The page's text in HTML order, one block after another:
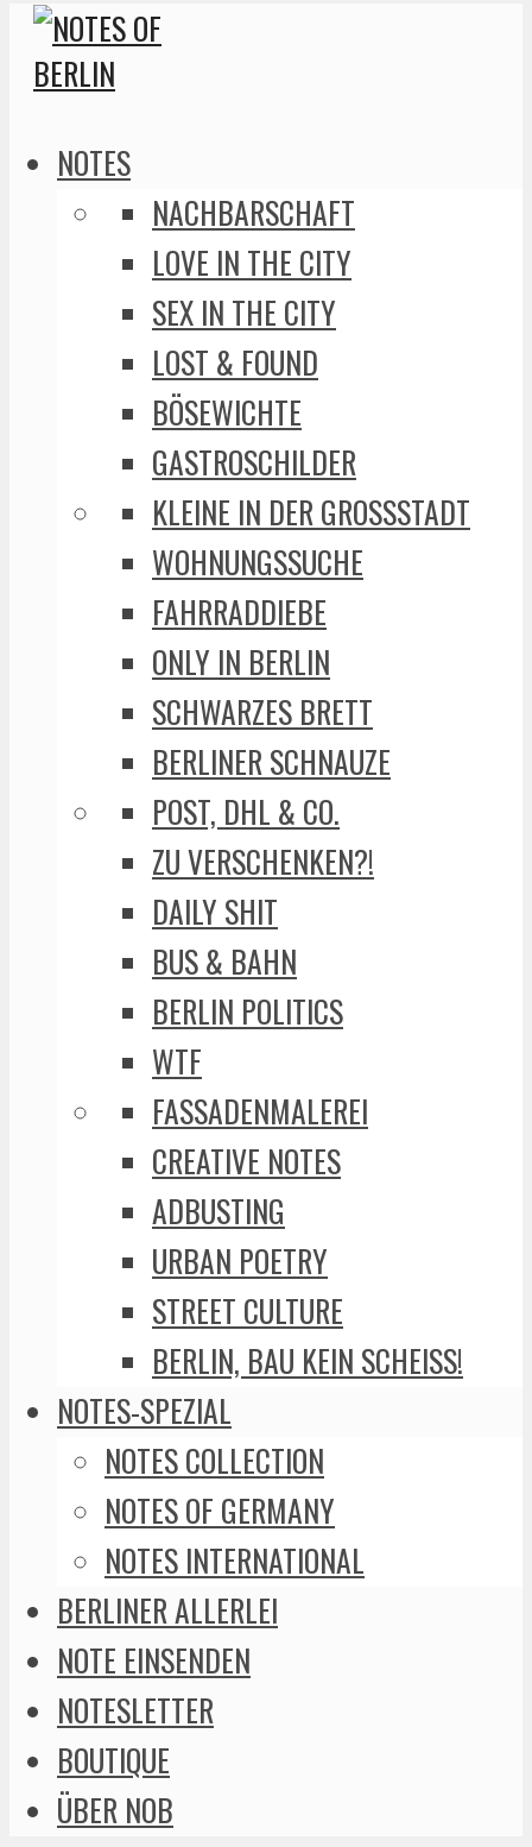
NOTES
NACHBARSCHAFT
LOVE IN THE CITY
SEX IN THE CITY
LOST & FOUND
BÖSEWICHTE
GASTROSCHILDER
KLEINE IN DER GROSSSTADT
WOHNUNGSSUCHE
FAHRRADDIEBE
ONLY IN BERLIN
SCHWARZES BRETT
BERLINER SCHNAUZE
POST, DHL & CO.
ZU VERSCHENKEN?!
DAILY SHIT
BUS & BAHN
BERLIN POLITICS
WTF
FASSADENMALEREI
CREATIVE NOTES
ADBUSTING
URBAN POETRY
STREET CULTURE
BERLIN, BAU KEIN SCHEISS!
NOTES-SPEZIAL
NOTES COLLECTION
NOTES OF GERMANY
NOTES INTERNATIONAL
BERLINER ALLERLEI
NOTE EINSENDEN
NOTESLETTER
BOUTIQUE
ÜBER NOB